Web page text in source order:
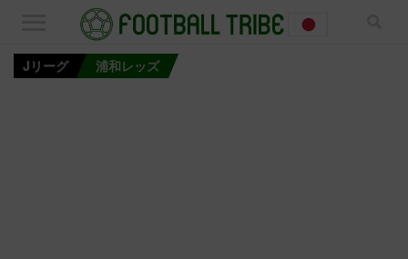
Jリーグ 浦和レッズ